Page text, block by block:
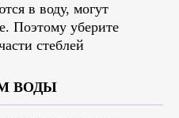
в воду, могут
Поэтому уберите
стеблей
ВОДЫ